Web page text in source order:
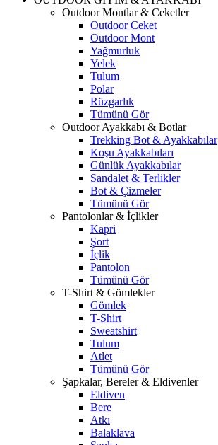
Outdoor Montlar & Ceketler
Outdoor Ceket
Outdoor Mont
Yağmurluk
Yelek
Tulum
Polar
Rüzgarlık
Tümünü Gör
Outdoor Ayakkabı & Botlar
Trekking Bot & Ayakkabılar
Koşu Ayakkabıları
Günlük Ayakkabılar
Sandalet & Terlikler
Bot & Çizmeler
Tümünü Gör
Pantolonlar & İçlikler
Kapri
Şort
İçlik
Pantolon
Tümünü Gör
T-Shirt & Gömlekler
Gömlek
T-Shirt
Sweatshirt
Tulum
Atlet
Tümünü Gör
Şapkalar, Bereler & Eldivenler
Eldiven
Bere
Atkı
Balaklava